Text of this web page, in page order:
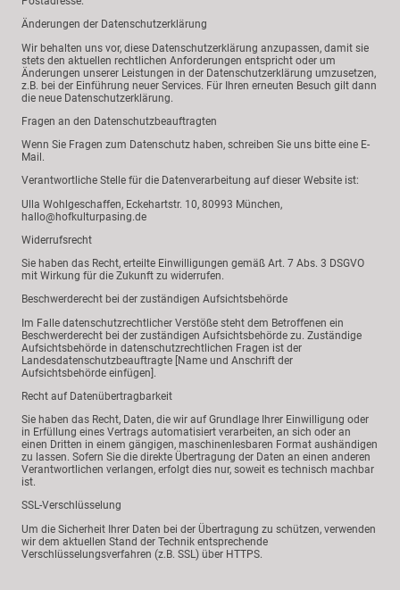
Änderungen der Datenschutzerklärung
Wir behalten uns vor, diese Datenschutzerklärung anzupassen, damit sie
stets den aktuellen rechtlichen Anforderungen entspricht oder um
Änderungen unserer Leistungen in der Datenschutzerklärung umzusetzen,
z.B. bei der Einführung neuer Services. Für Ihren erneuten Besuch gilt dann
die neue Datenschutzerklärung.
Fragen an den Datenschutzbeauftragten
Wenn Sie Fragen zum Datenschutz haben, schreiben Sie uns bitte eine E-
Mail.
Verantwortliche Stelle für die Datenverarbeitung auf dieser Website ist:
Ulla Wohlgeschaffen, Eckehartstr. 10, 80993 München,
hallo@hofkulturpasing.de
Widerrufsrecht
Sie haben das Recht, erteilte Einwilligungen gemäß Art. 7 Abs. 3 DSGVO
mit Wirkung für die Zukunft zu widerrufen.
Beschwerderecht bei der zuständigen Aufsichtsbehörde
Im Falle datenschutzrechtlicher Verstöße steht dem Betroffenen ein
Beschwerderecht bei der zuständigen Aufsichtsbehörde zu. Zuständige
Aufsichtsbehörde in datenschutzrechtlichen Fragen ist der
Landesdatenschutzbeauftragte [Name und Anschrift der
Aufsichtsbehörde einfügen].
Recht auf Datenübertragbarkeit
Sie haben das Recht, Daten, die wir auf Grundlage Ihrer Einwilligung oder
in Erfüllung eines Vertrags automatisiert verarbeiten, an sich oder an
einen Dritten in einem gängigen, maschinenlesbaren Format aushändigen
zu lassen. Sofern Sie die direkte Übertragung der Daten an einen anderen
Verantwortlichen verlangen, erfolgt dies nur, soweit es technisch machbar
ist.
SSL-Verschlüsselung
Um die Sicherheit Ihrer Daten bei der Übertragung zu schützen, verwenden
wir dem aktuellen Stand der Technik entsprechende
Verschlüsselungsverfahren (z.B. SSL) über HTTPS.